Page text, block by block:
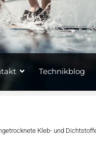
Technikblog
Kleb- und